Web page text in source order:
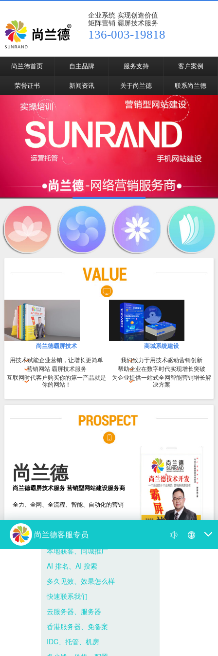
企业系统 实现创造价值
矩阵营销 霸屏技术服务
136-003-19818
尚兰德首页 自主品牌 服务支持 客户案例
荣誉证书 新闻资讯 关于尚兰德 联系尚兰德
尚兰德霸屏技术
用技术赋能企业营销，让增长更简单
营销网站 霸屏技术服务
互联网时代客户购买你的第一产品就是
你的网站！
商城系统建设
我们致力于用技术驱动营销创新
帮助企业在数字时代实现增长突破
为企业提供一站式全网智能营销增长解
决方案
尚兰德
尚兰德霸屏技术服务 营销型网站建设服务商
全力、全网、全流程、智能、自动化的营销
选择尚兰德
打造营销型网站建设服务商
你的网络营销为何出了问题 病根在思想上
尚兰德霸屏技术服务 营销型网站建设服务商
霸屏是什么意思，百度霸屏推广的方法与...
尚兰德带你揭开 “霸占屏幕” 的神秘面纱